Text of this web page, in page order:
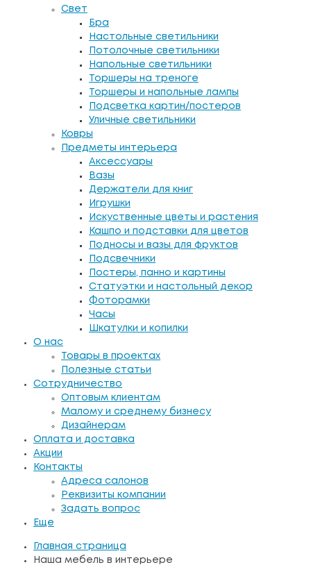
Свет
Бра
Настольные светильники
Потолочные светильники
Напольные светильники
Торшеры на треноге
Торшеры и напольные лампы
Подсветка картин/постеров
Уличные светильники
Ковры
Предметы интерьера
Аксессуары
Вазы
Держатели для книг
Игрушки
Искуственные цветы и растения
Кашпо и подставки для цветов
Подносы и вазы для фруктов
Подсвечники
Постеры, панно и картины
Статуэтки и настольный декор
Фоторамки
Часы
Шкатулки и копилки
О нас
Товары в проектах
Полезные статьи
Сотрудничество
Оптовым клиентам
Малому и среднему бизнесу
Дизайнерам
Оплата и доставка
Акции
Контакты
Адреса салонов
Реквизиты компании
Задать вопрос
Еще
Главная страница
Наша мебель в интерьере